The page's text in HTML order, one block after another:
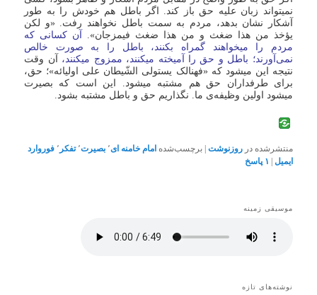
نمیتواند زبان علیه حق باز کند. اگر باطل هم خودش را به طور
آشکار نشان بدهد، مردم به سمت باطل نخواهند رفت. «و لکن
یؤخذ من هذا ضغث و من هذا ضغث فیمزجان».
آن کسانى که
مردم را میخواهند گمراه بکنند، باطل را به صورت خالص
نمى‌آورند؛ باطل و حق را آمیخته میکنند، ممزوج میکنند، آن وقت
نتیجه این میشود که «فهنالک یستولى الشّیطان على اولیائه»؛ حق،
براى طرفداران حق هم مشتبه میشود. این است که بصیرت
میشود اولین وظیفه‌ى ما. نگذاریم حق و باطل مشتبه بشود.
منتشرشده در روزنوشت |برچسب‌شده امام خامنه ای٬ بصیرت٬ تفکر ٬ فوروارد
ایمیل | ۱ پاسخ
موسیقی زمینه
نوشته‌های تازه